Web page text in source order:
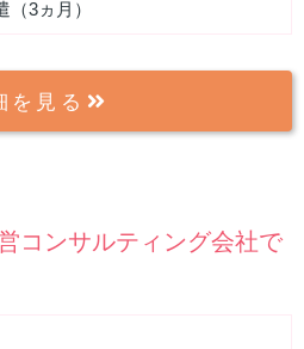
（3ヵ月）
を見る
コンサルティング会社で